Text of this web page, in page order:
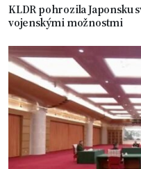
KLDR pohrozila
vojenskými možnostmi